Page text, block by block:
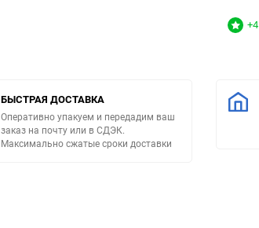
+4
БЫСТРАЯ ДОСТАВКА
Оперативно упакуем и передадим ваш
заказ на почту или в СДЭК.
Максимально сжатые сроки доставки